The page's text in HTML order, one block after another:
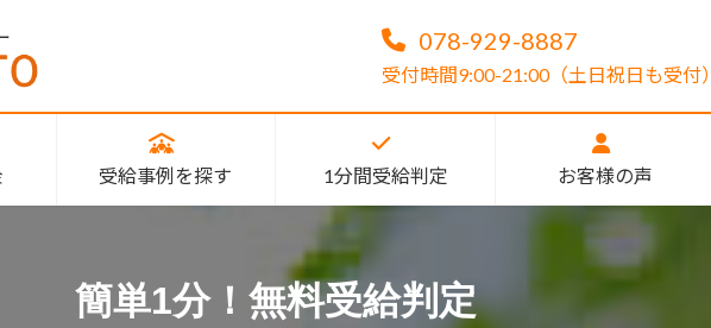
078-929-8887
受付時間9:00-21:00（土日祝日も受付）
受給事例を探す 1分間受給判定 お客様の声
簡単1分！無料受給判定